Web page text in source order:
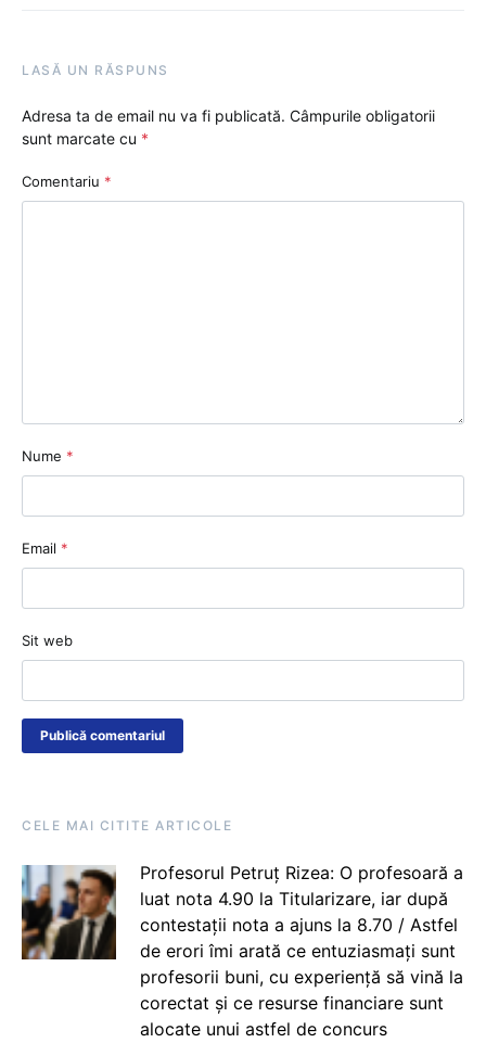
LASĂ UN RĂSPUNS
Adresa ta de email nu va fi publicată. Câmpurile obligatorii
sunt marcate cu *
Comentariu *
Nume *
Email *
Sit web
CELE MAI CITITE ARTICOLE
Profesorul Petruț Rizea: O profesoară a
luat nota 4.90 la Titularizare, iar după
contestații nota a ajuns la 8.70 / Astfel
de erori îmi arată ce entuziasmați sunt
profesorii buni, cu experiență să vină la
corectat și ce resurse financiare sunt
alocate unui astfel de concurs